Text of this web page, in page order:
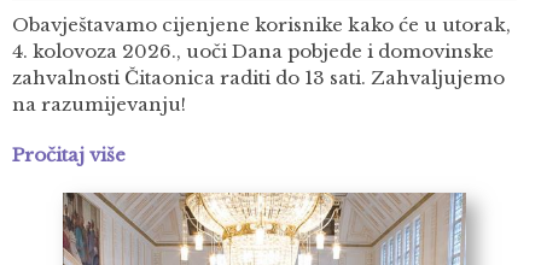
Obavještavamo cijenjene korisnike kako će u utorak,
4. kolovoza 2026., uoči Dana pobjede i domovinske
zahvalnosti Čitaonica raditi do 13 sati. Zahvaljujemo
na razumijevanju!
Pročitaj više